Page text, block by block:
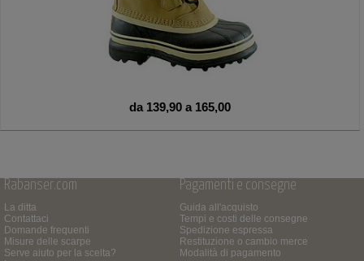
da 139,90 a 165,00
Rabanser.com
La ditta
Contattaci
Domande frequenti
Misure delle scarpe
Serve aiuto per la scelta?
Pagamenti e consegne
Guida all'acquisto
Tempi e costi delle consegne
Spedizione espressa
Restituzione o cambio merce
Modalità di pagamento